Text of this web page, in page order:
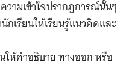
วามเข้าใจปรากฏการณ์นั้นๆ
เรียนให้เรียนรู้แนวคิดและ
ให้คำอธิบาย ทางออก หรือ